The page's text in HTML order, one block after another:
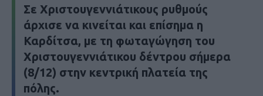
Σε Χριστουγεννιάτικους ρυθμούς
άρχισε να κινείται και επίσημα η
Καρδίτσα, με τη φωταγώγηση του
Χριστουγεννιάτικου δέντρου σήμερα
(8/12) στην κεντρική πλατεία της
πόλης.